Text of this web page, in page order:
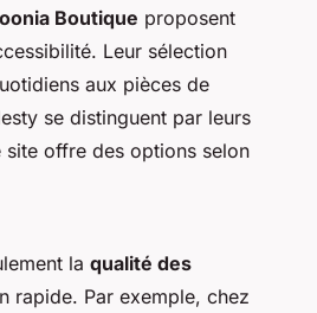
Boutique proposent
Leur sélection
aux pièces de
se distinguent par leurs
site offre des options selon
la qualité des
rapide. Par exemple, chez